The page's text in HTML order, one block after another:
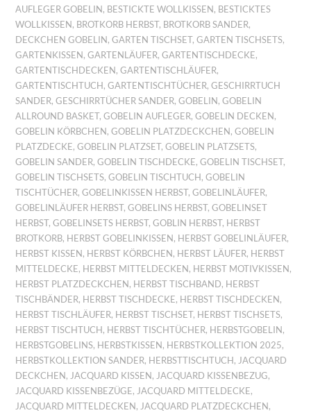
AUFLEGER GOBELIN, BESTICKTE WOLLKISSEN, BESTICKTES
WOLLKISSEN, BROTKORB HERBST, BROTKORB SANDER,
DECKCHEN GOBELIN,GARTEN TISCHSET,GARTEN TISCHSETS,
GARTENKISSEN,GARTENLÄUFER,GARTENTISCHDECKE,
GARTENTISCHDECKEN,GARTENTISCHLÄUFER,
GARTENTISCHTUCH,GARTENTISCHTÜCHER,GESCHIRRTUCH
SANDER,GESCHIRRTÜCHER SANDER,GOBELIN,GOBELIN
ALLROUND BASKET,GOBELIN AUFLEGER,GOBELIN DECKEN,
GOBELIN KÖRBCHEN,GOBELIN PLATZDECKCHEN,GOBELIN
PLATZDECKE,GOBELIN PLATZSET,GOBELIN PLATZSETS,
GOBELIN SANDER,GOBELIN TISCHDECKE,GOBELIN TISCHSET,
GOBELIN TISCHSETS,GOBELIN TISCHTUCH,GOBELIN
TISCHTÜCHER,GOBELINKISSEN HERBST,GOBELINLÄUFER,
GOBELINLÄUFER HERBST,GOBELINS HERBST,GOBELINSET
HERBST,GOBELINSETS HERBST,GOBLIN HERBST, HERBST
BROTKORB, HERBST GOBELINKISSEN, HERBST GOBELINLÄUFER,
HERBST KISSEN, HERBST KÖRBCHEN, HERBST LÄUFER, HERBST
MITTELDECKE, HERBST MITTELDECKEN, HERBST MOTIVKISSEN,
HERBST PLATZDECKCHEN, HERBST TISCHBAND, HERBST
TISCHBÄNDER, HERBST TISCHDECKE, HERBST TISCHDECKEN,
HERBST TISCHLÄUFER, HERBST TISCHSET, HERBST TISCHSETS,
HERBST TISCHTUCH, HERBST TISCHTÜCHER, HERBSTGOBELIN,
HERBSTGOBELINS, HERBSTKISSEN, HERBSTKOLLEKTION 2025,
HERBSTKOLLEKTION SANDER, HERBSTTISCHTUCH, JACQUARD
DECKCHEN, JACQUARD KISSEN, JACQUARD KISSENBEZUG,
JACQUARD KISSENBEZÜGE, JACQUARD MITTELDECKE,
JACQUARD MITTELDECKEN, JACQUARD PLATZDECKCHEN,